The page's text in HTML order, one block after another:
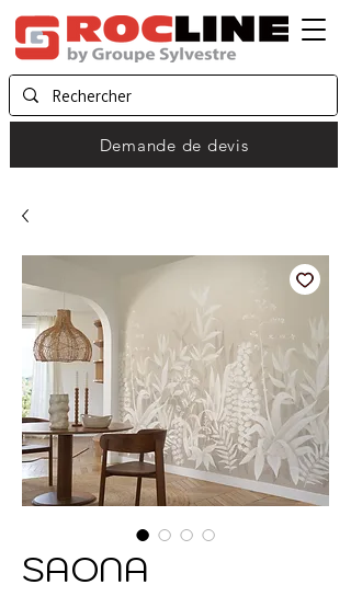
Demande de devis
SAONA